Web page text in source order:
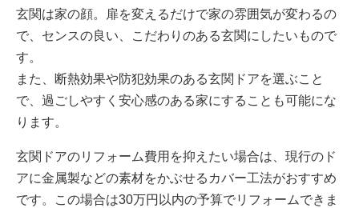
玄関は家の顔。扉を変えるだけで家の雰囲気が変わるの
で、センスの良い、こだわりのある玄関にしたいもので
す。
また、断熱効果や防犯効果のある玄関ドアを選ぶこと
で、過ごしやすく安心感のある家にすることも可能にな
ります。
玄関ドアのリフォーム費用を抑えたい場合は、現行のド
アに金属製などの素材をかぶせるカバー工法がおすすめ
です。この場合は30万円以内の予算でリフォームできま